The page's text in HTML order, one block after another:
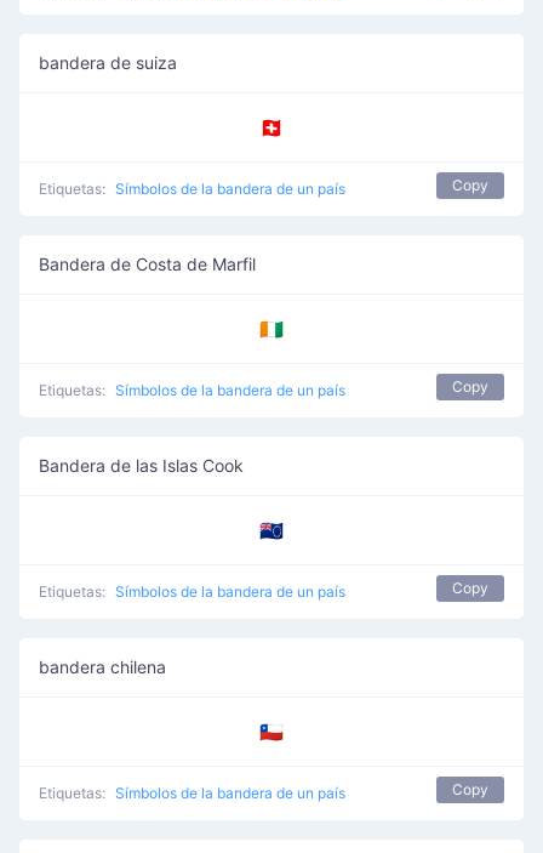
bandera de suiza
🇨🇭
Etiquetas: Símbolos de la bandera de un país Copy
Bandera de Costa de Marfil
🇨🇮
Etiquetas: Símbolos de la bandera de un país Copy
Bandera de las Islas Cook
🇨🇰
Etiquetas: Símbolos de la bandera de un país Copy
bandera chilena
🇨🇱
Etiquetas: Símbolos de la bandera de un país Copy